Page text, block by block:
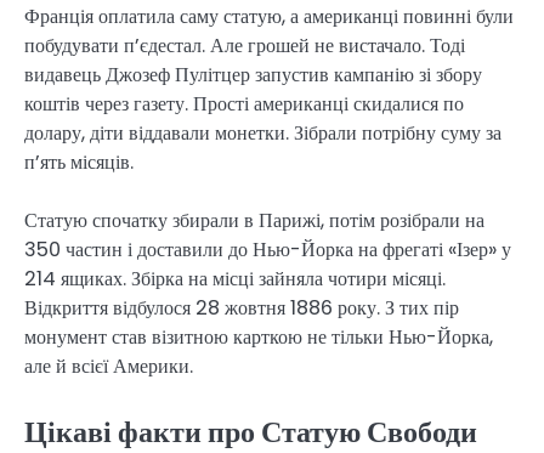
Франція оплатила саму статую, а американці повинні були
побудувати п’єдестал. Але грошей не вистачало. Тоді
видавець Джозеф Пулітцер запустив кампанію зі збору
коштів через газету. Прості американці скидалися по
долару, діти віддавали монетки. Зібрали потрібну суму за
п’ять місяців.
Статую спочатку збирали в Парижі, потім розібрали на
350 частин і доставили до Нью-Йорка на фрегаті «Ізер» у
214 ящиках. Збірка на місці зайняла чотири місяці.
Відкриття відбулося 28 жовтня 1886 року. З тих пір
монумент став візитною карткою не тільки Нью-Йорка,
але й всієї Америки.
Цікаві факти про Статую Свободи